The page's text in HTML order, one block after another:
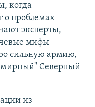
когда
о проблемах
эксперты,
мифы
сильную армию,
"мирный" Северный
из